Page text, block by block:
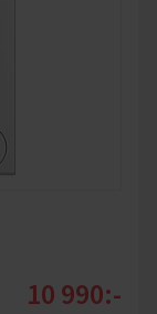
10 990:-